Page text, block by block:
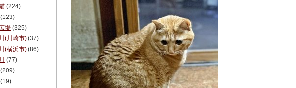
(224)
(123)
場 (325)
(川崎市) (37)
(横浜市) (86)
(77)
(209)
(19)